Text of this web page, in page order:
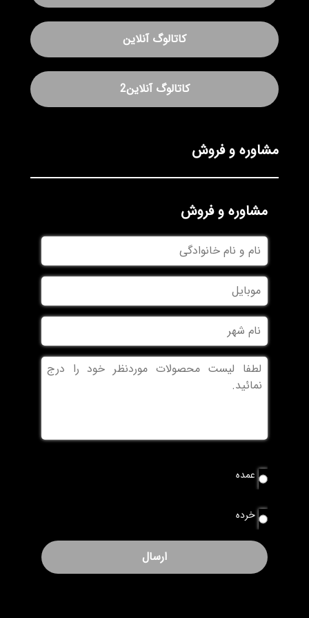
کاتالوگ آنلاین
کاتالوگ آنلاین2
مشاوره و فروش
مشاوره و فروش
نام
و
نام
خانوادگی
موبایل
نام
شهر
بدون
عنوان
نوع
سفارش
عمده
خرده